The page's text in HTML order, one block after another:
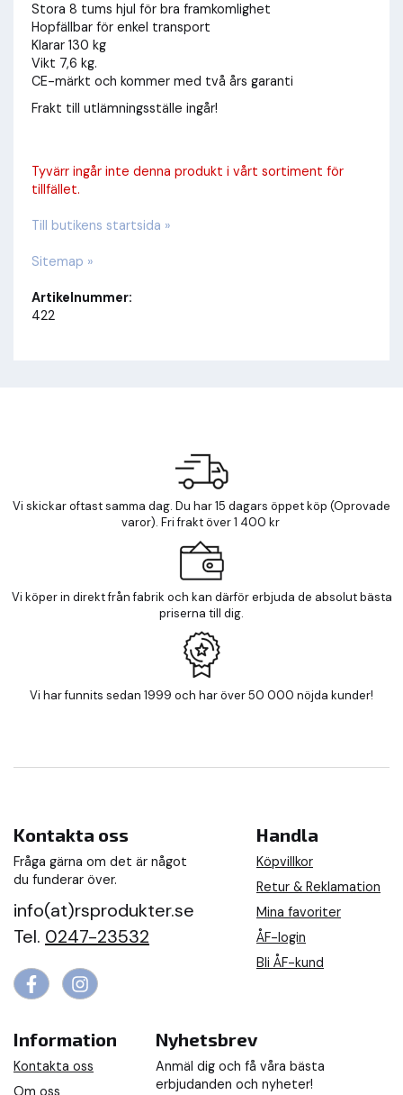
Stora 8 tums hjul för bra framkomlighet
Hopfällbar för enkel transport
Klarar 130 kg
Vikt 7,6 kg.
CE-märkt och kommer med två års garanti
Frakt till utlämningsställe ingår!
Tyvärr ingår inte denna produkt i vårt sortiment för
tillfället.
Till butikens startsida »
Sitemap »
Artikelnummer:
422
Vi skickar oftast samma dag. Du har 15 dagars öppet köp (Oprovade
varor). Fri frakt över 1 400 kr
Vi köper in direkt från fabrik och kan därför erbjuda de absolut bästa
priserna till dig.
Vi har funnits sedan 1999 och har över 50 000 nöjda kunder!
Kontakta oss
Fråga gärna om det är något
du funderar över.
info(at)rsprodukter.se
Tel. 0247-23532
Handla
Köpvillkor
Retur & Reklamation
Mina favoriter
ÅF-login
Bli ÅF-kund
Information
Kontakta oss
Om oss
Nyhetsbrev
Anmäl dig och få våra bästa
erbjudanden och nyheter!